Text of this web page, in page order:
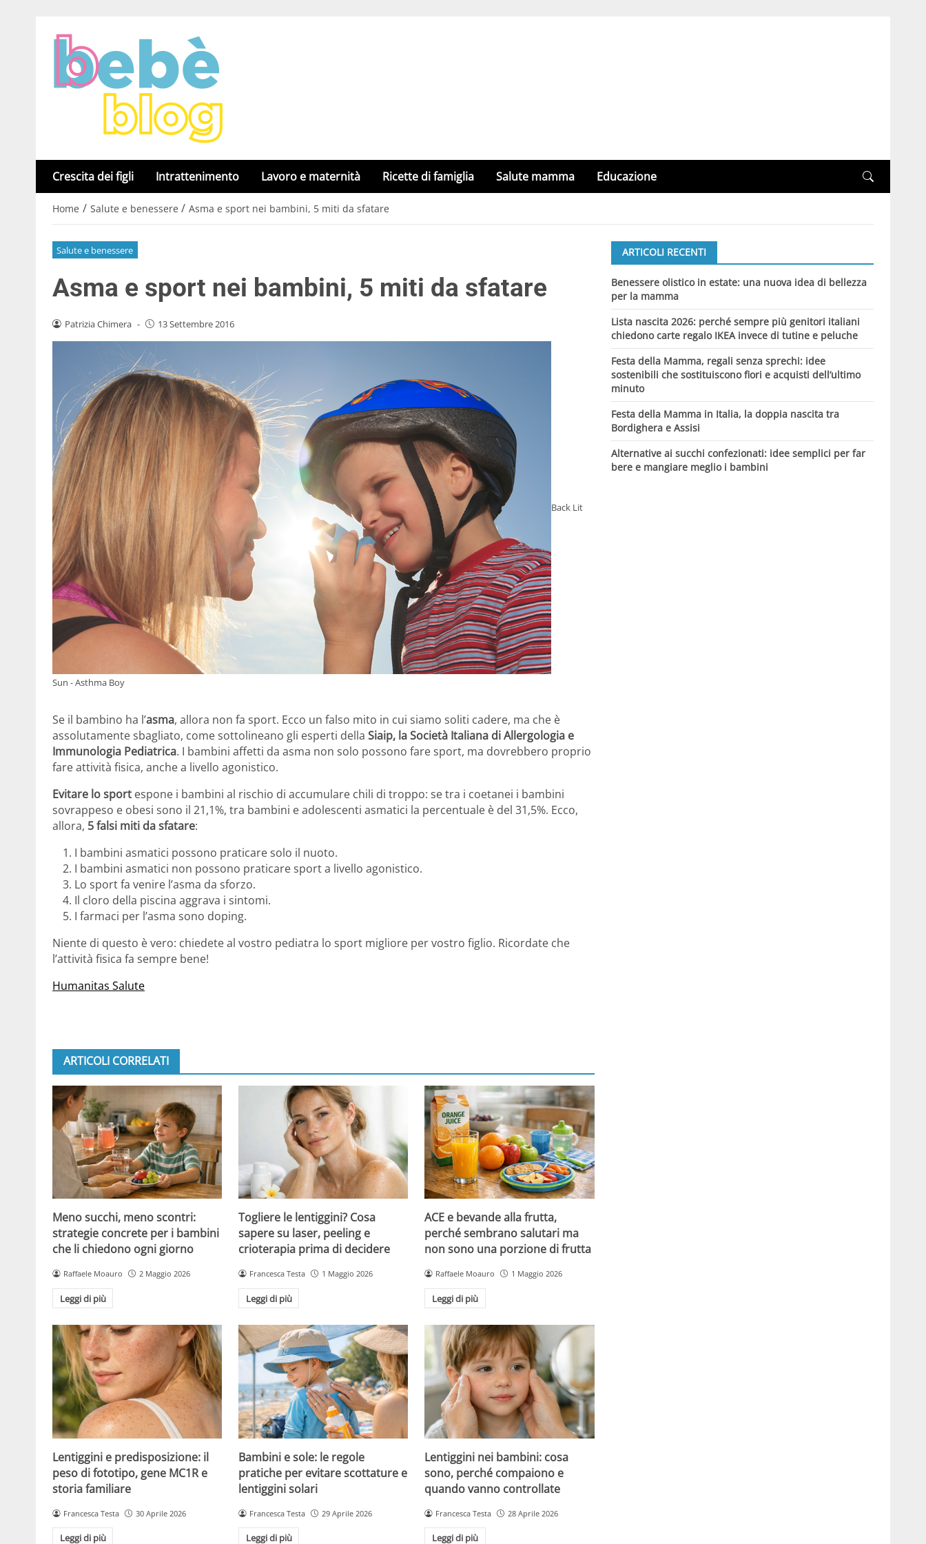
Crescita dei figli Intrattenimento Lavoro e maternità Ricette di famiglia Salute mamma Educazione
Home / Salute e benessere / Asma e sport nei bambini, 5 miti da sfatare
Salute e benessere
Asma e sport nei bambini, 5 miti da sfatare
Patrizia Chimera - 13 Settembre 2016
Back Lit
Sun - Asthma Boy
Se il bambino ha l’asma, allora non fa sport. Ecco un falso mito in cui siamo soliti cadere, ma che è
assolutamente sbagliato, come sottolineano gli esperti della Siaip, la Società Italiana di Allergologia e
Immunologia Pediatrica. I bambini affetti da asma non solo possono fare sport, ma dovrebbero proprio
fare attività fisica, anche a livello agonistico.
Evitare lo sport espone i bambini al rischio di accumulare chili di troppo: se tra i coetanei i bambini
sovrappeso e obesi sono il 21,1%, tra bambini e adolescenti asmatici la percentuale è del 31,5%. Ecco,
allora, 5 falsi miti da sfatare:
I bambini asmatici possono praticare solo il nuoto.
I bambini asmatici non possono praticare sport a livello agonistico.
Lo sport fa venire l’asma da sforzo.
Il cloro della piscina aggrava i sintomi.
I farmaci per l’asma sono doping.
Niente di questo è vero: chiedete al vostro pediatra lo sport migliore per vostro figlio. Ricordate che
l’attività fisica fa sempre bene!
Humanitas Salute
ARTICOLI CORRELATI
Meno succhi, meno scontri:
strategie concrete per i bambini
che li chiedono ogni giorno
Raffaele Moauro 2 Maggio 2026
Leggi di più
Togliere le lentiggini? Cosa
sapere su laser, peeling e
crioterapia prima di decidere
Francesca Testa 1 Maggio 2026
Leggi di più
ACE e bevande alla frutta,
perché sembrano salutari ma
non sono una porzione di frutta
Raffaele Moauro 1 Maggio 2026
Leggi di più
Lentiggini e predisposizione: il
peso di fototipo, gene MC1R e
storia familiare
Francesca Testa 30 Aprile 2026
Leggi di più
Bambini e sole: le regole
pratiche per evitare scottature e
lentiggini solari
Francesca Testa 29 Aprile 2026
Leggi di più
Lentiggini nei bambini: cosa
sono, perché compaiono e
quando vanno controllate
Francesca Testa 28 Aprile 2026
Leggi di più
ARTICOLI RECENTI
Benessere olistico in estate: una nuova idea di bellezza
per la mamma
Lista nascita 2026: perché sempre più genitori italiani
chiedono carte regalo IKEA invece di tutine e peluche
Festa della Mamma, regali senza sprechi: idee
sostenibili che sostituiscono fiori e acquisti dell’ultimo
minuto
Festa della Mamma in Italia, la doppia nascita tra
Bordighera e Assisi
Alternative ai succhi confezionati: idee semplici per far
bere e mangiare meglio i bambini